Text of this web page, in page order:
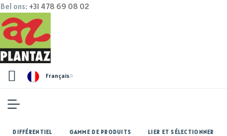
Bel ons: +31 478 69 08 02
Français
DIFFÉRENTIEL GAMME DE PRODUITS LIER ET SÉLECTIONNER